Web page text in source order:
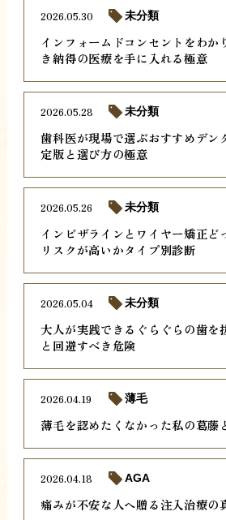
インフォームドコンセントをわか
き納得の医療を手に入れる極意
2026.05.30 未分類
歯科医が現場で選ぶおすすめデン
定版と選び方の極意
2026.05.28 未分類
インビザラインとワイヤー矯正ど
リスクが高いかタイプ別診断
2026.05.26 未分類
大人が実践できるぐらぐらの歯を
と回避すべき危険
2026.05.04 未分類
薄毛を認めたくなかった私の葛藤
2026.04.19 薄毛
痛みが不安な人へ贈る注入治療の
2026.04.18 AGA